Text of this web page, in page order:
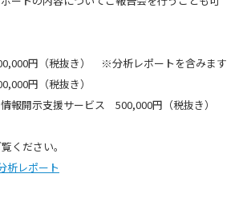
円（税抜き） ※分析レポートを含みます
円（税抜き）
情報開示支援サービス 500,000円（税抜き）
ください。
析レポート